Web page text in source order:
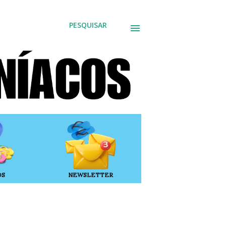
PESQUISAR
NEWSLETTER